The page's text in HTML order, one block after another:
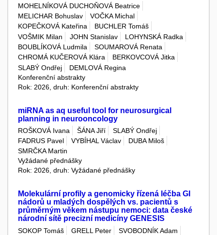
MOHELNÍKOVÁ DUCHOŇOVÁ Beatrice
MELICHAR Bohuslav
VOČKA Michal
KOPEČKOVÁ Kateřina
BUCHLER Tomáš
VOŠMIK Milan
JOHN Stanislav
LOHYNSKÁ Radka
BOUBLÍKOVÁ Ludmila
SOUMAROVÁ Renata
CHROMÁ KUČEROVÁ Klára
BERKOVCOVÁ Jitka
SLABÝ Ondřej
DEMLOVÁ Regina
Konferenční abstrakty
Rok: 2026, druh: Konferenční abstrakty
miRNA as aq useful tool for neurosurgical
planning in neurooncology
ROŠKOVÁ Ivana ŠÁNA Jiří
SLABÝ Ondřej
FADRUS Pavel
VYBÍHAL Václav
DUBA Miloš
SMRČKA Martin
Vyžádané přednášky
Rok: 2026, druh: Vyžádané přednášky
Molekulární profily a genomicky řízená léčba GI
nádorů u mladých dospělých vs. pacientů s
průměrným věkem nástupu nemoci: data české
národní sítě precizní medicíny GENESIS
SOKOP Tomáš GRELL Peter
SVOBODNÍK Adam